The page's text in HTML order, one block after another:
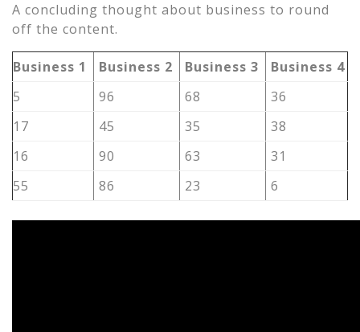
A concluding thought about business to round
off the content.
Business 1 Business 2 Business 3
Business 4
5
96 68
36
17
45 35
38
16
90 63
31
55
86 23 6